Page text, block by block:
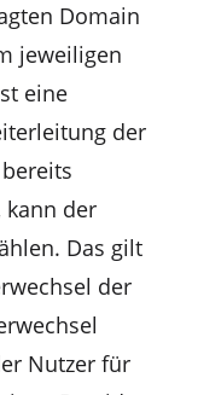
Domain
jeweiligen
eine
der
kann der
Das gilt
der
Nutzer für